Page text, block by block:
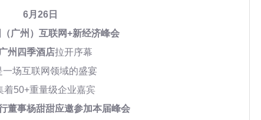
6月26日
广州）互联网+新经济峰会
州四季酒店拉开序幕
一场互联网领域的盛宴
着50+重量级企业嘉宾
董事杨甜甜应邀参加本届峰会